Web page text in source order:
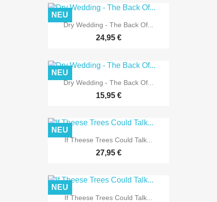
Dry Wedding - The Back Of...
24,95 €
NEU
Dry Wedding - The Back Of...
15,95 €
NEU
If Theese Trees Could Talk...
27,95 €
NEU
If Theese Trees Could Talk...
NEU